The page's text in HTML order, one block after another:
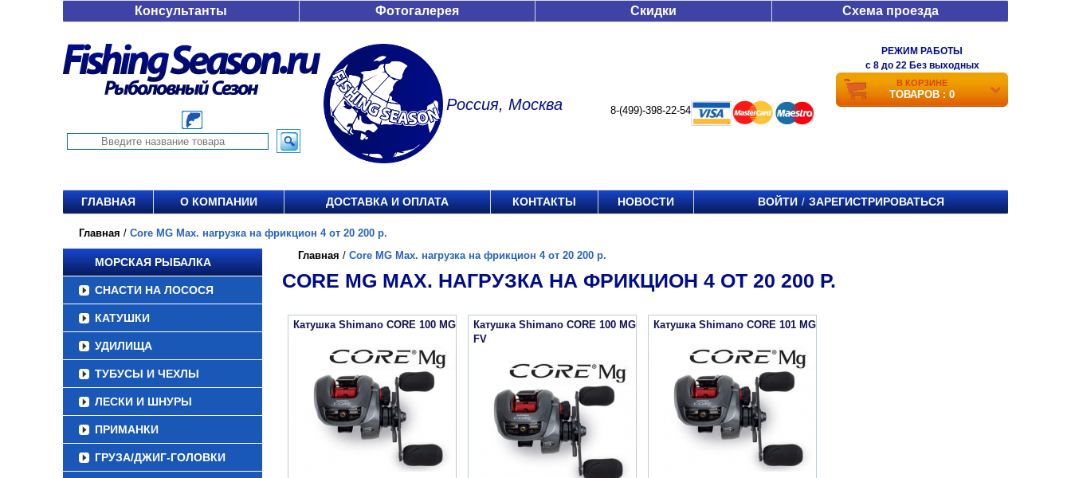
Консультанты Фотогалерея Скидки Схема проезда
Россия, Москва 8-(499)-398-22-54
РЕЖИМ РАБОТЫ
c 8 до 22 Без выходных
В КОРЗИНЕ
ТОВАРОВ : 0
ГЛАВНАЯ О КОМПАНИИ ДОСТАВКА И ОПЛАТА КОНТАКТЫ НОВОСТИ ВОЙТИ / ЗАРЕГИСТРИРОВАТЬСЯ
Главная / Core MG Max. нагрузка на фрикцион 4 от 20 200 р.
МОРСКАЯ РЫБАЛКА
СНАСТИ НА ЛОСОСЯ
КАТУШКИ
УДИЛИЩА
ТУБУСЫ И ЧЕХЛЫ
ЛЕСКИ И ШНУРЫ
ПРИМАНКИ
ГРУЗА/ДЖИГ-ГОЛОВКИ
Главная / Core MG Max. нагрузка на фрикцион 4 от 20 200 р.
CORE MG MAX. НАГРУЗКА НА ФРИКЦИОН 4 ОТ 20 200 Р.
Катушка Shimano CORE 100 MG
Катушка Shimano CORE 100 MG
FV
Катушка Shimano CORE 101 MG